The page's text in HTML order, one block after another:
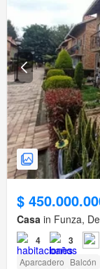
$
Casa in Funza,
4 3
Aparcadero Balcón